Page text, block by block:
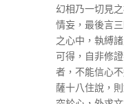
幻相乃一切見
情妄，最後言
之心中，執縛
可得，自非修
者，不能信心
薩十八住說，